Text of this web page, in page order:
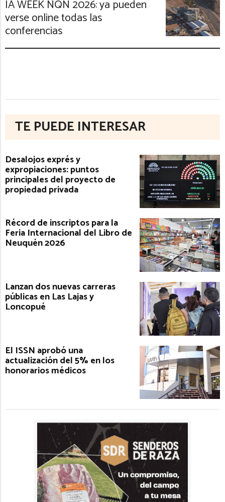
IA WEEK NQN 2026: ya pueden
verse online todas las
conferencias
TE PUEDE INTERESAR
Desalojos exprés y
expropiaciones: puntos
principales del proyecto de
propiedad privada
Récord de inscriptos para la
Feria Internacional del Libro de
Neuquén 2026
Lanzan dos nuevas carreras
públicas en Las Lajas y
Loncopué
El ISSN aprobó una
actualización del 5% en los
honorarios médicos